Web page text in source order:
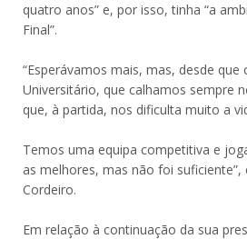
quatro anos” e, por isso, tinha “a
Final”.
“Esperávamos mais, mas, desde
Universitário, que calhamos sempre
que, à partida, nos dificulta muito a
Temos uma equipa competitiva e
as melhores, mas não foi suficiente”,
Cordeiro.
Em relação à continuação da sua